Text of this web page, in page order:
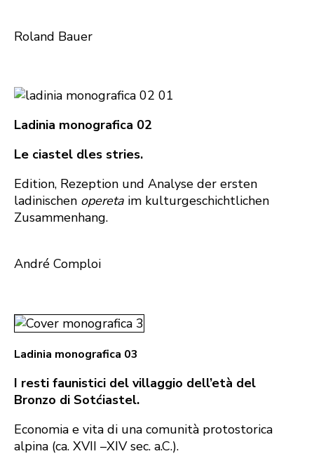
Roland Bauer
Ladinia monografica 02
Le ciastel dles stries.
Edition, Rezeption und Analyse der ersten
ladinischen opereta im kulturgeschichtlichen
Zusammenhang.
André Comploi
Ladinia monografica 03
I resti faunistici del villaggio dell’età del
Bronzo di Sotćiastel.
Economia e vita di una comunità protostorica
alpina (ca. XVII –XIV sec. a.C.).